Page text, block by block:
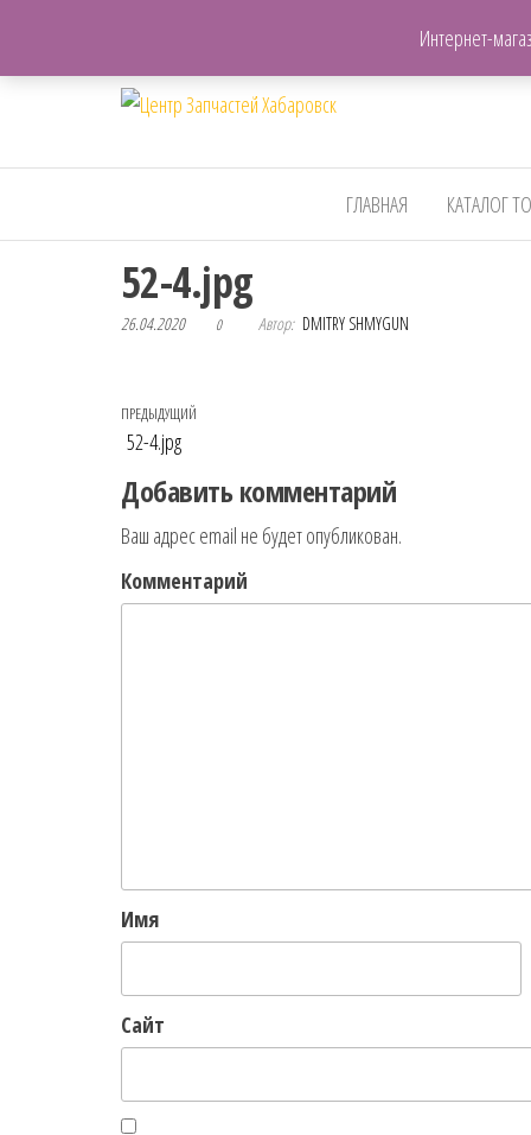
Хабаровск
ГЛАВНАЯ КАТАЛОГ
52-4.jpg
26.04.2020 0 Автор: DMITRY SHMYGUN
Навигация по записям
Предыдущая запись
ПРЕДЫДУЩИЙ
52-4.jpg
Добавить комментарий
Ваш адрес email не будет опубликован.
Комментарий
Имя
Сайт
Интернет-